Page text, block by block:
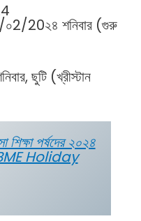
০2/20২৪ শনিবার (গুরু
ছুটি (খ্রীস্টান
শিক্ষা পর্ষদের ২০২৪
Holiday